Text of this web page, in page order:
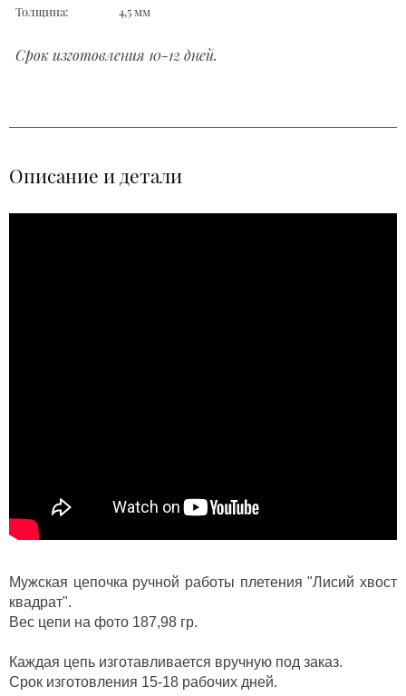
Толщина:
4,5 мм
Срок изготовления 10-12 дней.
Описание и детали
Мужская цепочка ручной работы плетения "Лисий хвост
квадрат".
Вес цепи на фото 187,98 гр.
Каждая цепь изготавливается вручную под заказ.
Срок изготовления 15-18 рабочих дней.